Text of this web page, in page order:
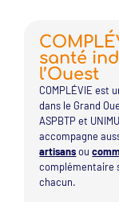
santé
l’Ouest
COMPLÉVIE est
dans le Grand
ASPBTP et
accompagne
artisansou
complémentaire
chacun.